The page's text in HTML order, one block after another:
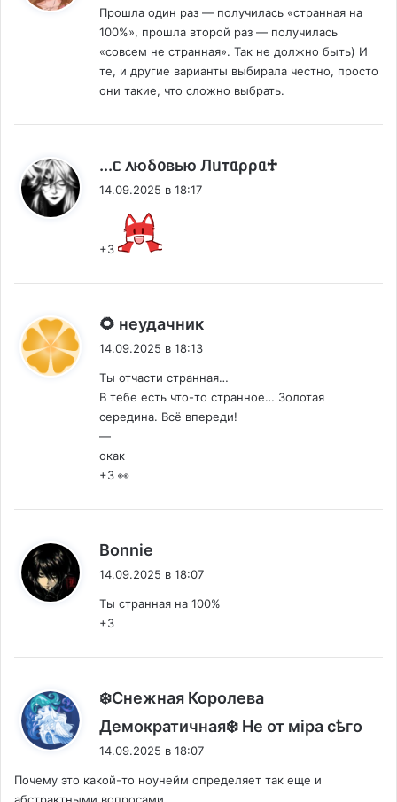
Прошла один раз — получилась «странная на
100%», прошла второй раз — получилась
«совсем не странная». Так не должно быть) И
те, и другие варианты выбирала честно, просто
они такие, что сложно выбрать.
...ᥴ ᧘юδ᧐ʙью Лᥙᴛᥲρρᥲ♱
14.09.2025 в 18:17
+3
🌻 неудачник
14.09.2025 в 18:13
Ты отчасти странная…
В тебе есть что-то странное… Золотая
середина. Всё впереди!
—
окак
+3 👀
Bonnie
14.09.2025 в 18:07
Ты странная на 100%
+3
❄️Снежная Королева
Демократичная❄️ Не от мiра сѣго
14.09.2025 в 18:07
Почему это какой-то ноунейм определяет так еще и
абстрактными вопросами